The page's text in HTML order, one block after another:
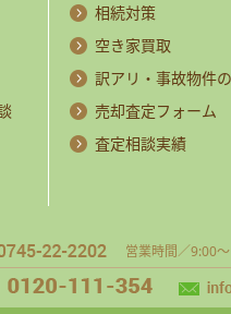
相続対策
空き家買取
訳アリ・事故物件
売却査定フォーム
査定相談実績
営業時間／9:00